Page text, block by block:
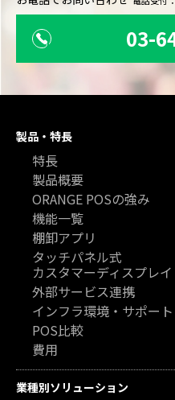
03-
製品・特長
特長
製品概要
ORANGE POSの強み
機能一覧
棚卸アプリ
タッチパネル式
カスタマーディスプレイ
外部サービス連携
インフラ環境・サポート
POS比較
費用
業種別ソリューション